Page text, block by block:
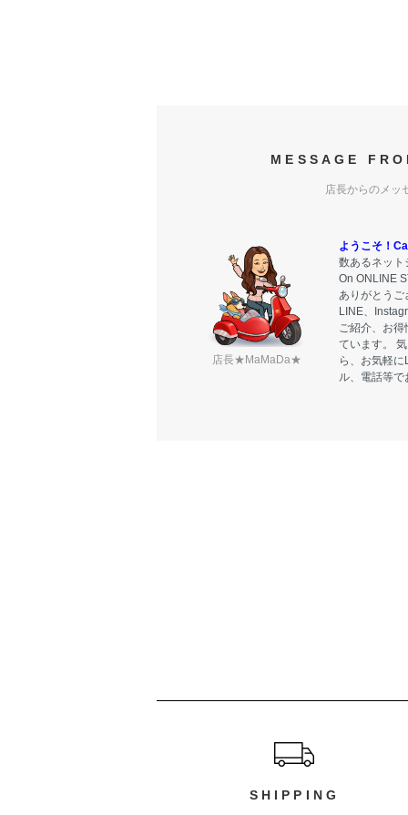
MESSAGE
店長からのメッ
店長★MaMaDa★
ようこそ！
数あるネット
On ONLINE
ありがとうご
LINE、
ご紹介、お
ています。
ら、お気軽
ル、電話等で
ショッピングガイド
SHIPPING